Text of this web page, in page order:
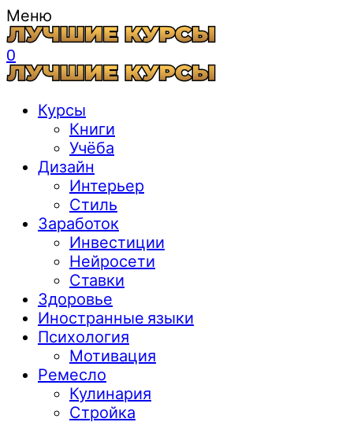
Меню
0
Курсы
Книги
Учёба
Дизайн
Интерьер
Стиль
Заработок
Инвестиции
Нейросети
Ставки
Здоровье
Иностранные языки
Психология
Мотивация
Ремесло
Кулинария
Стройка